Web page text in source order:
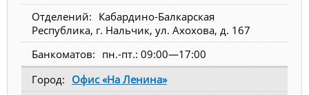
Кабардино-Балкарская
Республика, г. Нальчик, ул. Ахохова, д. 167
пн.-пт.: 09:00—17:00
Офис «На Ленина»